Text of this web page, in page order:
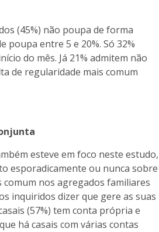
(45%) não poupa de forma
poupa entre 5 e 20%. Só 32%
do mês. Já 21% admitem não
de regularidade mais comum
esteve em foco neste estudo,
esporadicamente ou nunca sobre
nos agregados familiares
inquiridos dizer que gere as suas
(57%) tem conta própria e
há casais com várias contas